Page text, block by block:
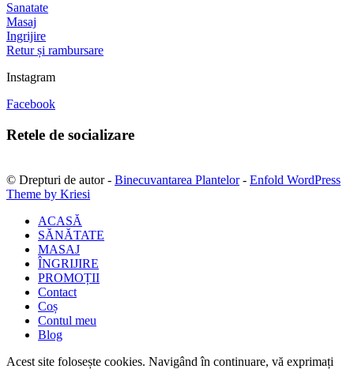
Sanatate
Masaj
Ingrijire
Retur și rambursare
Instagram
Facebook
Retele de socializare
© Drepturi de autor - Binecuvantarea Plantelor- Enfold WordPress
Theme by Kriesi
ACASĂ
SĂNĂTATE
MASAJ
ÎNGRIJIRE
PROMOȚII
Contact
Coș
Contul meu
Blog
Acest site folosește cookies. Navigând în continuare, vă exprimați